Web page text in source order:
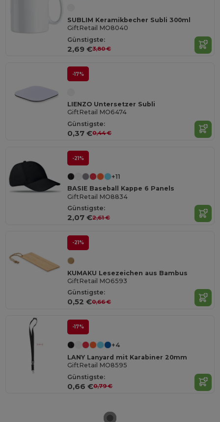
SUBLIM Keramikbecher Subli 300ml
GiftRetail MO8040
Günstigste:
2,69 €3,80 €
-17%
LIENZO Untersetzer Subli
GiftRetail MO6474
Günstigste:
0,37 €0,44 €
-21%
+11
BASIE Baseball Kappe 6 Panels
GiftRetail MO8834
Günstigste:
2,07 €2,61 €
-21%
KUMAKU Lesezeichen aus Bambus
GiftRetail MO6593
Günstigste:
0,52 €0,66 €
-17%
+4
LANY Lanyard mit Karabiner 20mm
GiftRetail MO8595
Günstigste:
0,66 €0,79 €